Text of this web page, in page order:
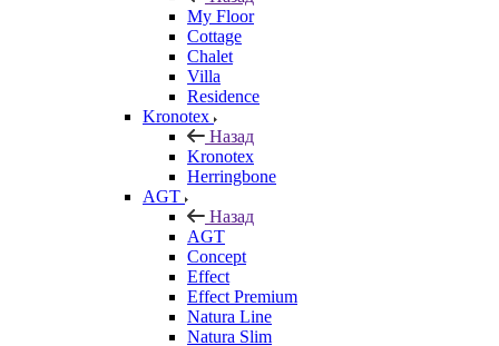
My Floor
Cottage
Chalet
Villa
Residence
Kronotex
Назад
Kronotex
Herringbone
AGT
Назад
AGT
Concept
Effect
Effect Premium
Natura Line
Natura Slim